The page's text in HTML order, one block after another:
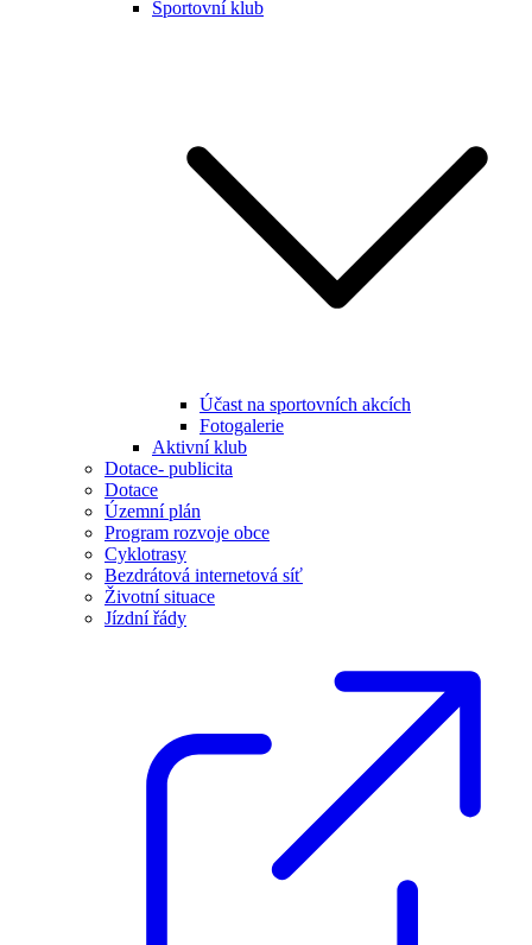
Sportovní klub
Účast na sportovních akcích
Fotogalerie
Aktivní klub
Dotace- publicita
Dotace
Územní plán
Program rozvoje obce
Cyklotrasy
Bezdrátová internetová síť
Životní situace
Jízdní řády